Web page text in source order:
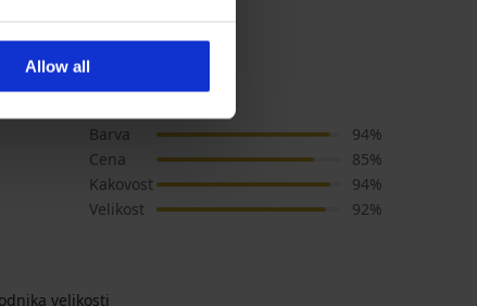
Allow all
A Case
Barva
94%
Cena
85%
Kakovost
94%
Velikost
92%
velikosti